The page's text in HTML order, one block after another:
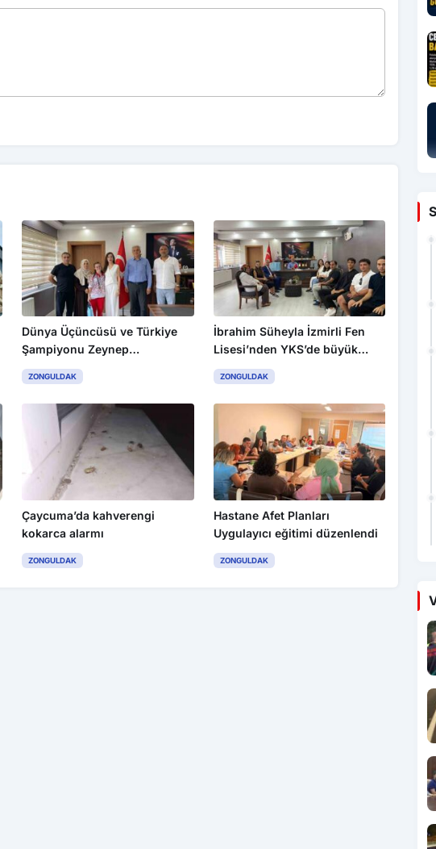
Dünya Üçüncüsü ve Türkiye
Şampiyonu Zeynep
Tuncay’dan İlçe Millî Eğitim
Müdürlüğüne ziyaret
ZONGULDAK
İbrahim Süheyla İzmirli Fen
Lisesi’nden YKS’de büyük
başarı
ZONGULDAK
Çaycuma’da kahverengi
kokarca alarmı
ZONGULDAK
Hastane Afet Planları
Uygulayıcı eğitimi düzenlendi
ZONGULDAK